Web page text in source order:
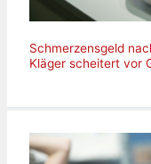
Schmerzensgeld
Kläger scheitert vor